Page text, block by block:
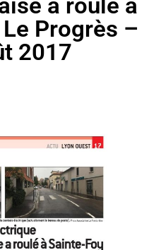
Progrès –
2017